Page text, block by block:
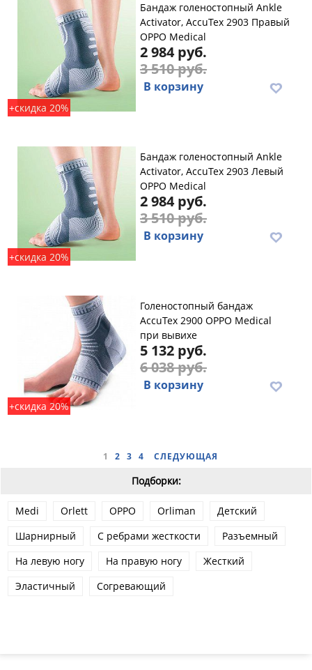
+скидка 20%
Бандаж голеностопный Ankle
Activator, AccuTex 2903 Правый
OPPO Medical
2 984 руб.
3 510 руб.
В корзину
+скидка 20%
Бандаж голеностопный Ankle
Activator, AccuTex 2903 Левый
OPPO Medical
2 984 руб.
3 510 руб.
В корзину
+скидка 20%
Голеностопный бандаж
AccuTex 2900 OPPO Medical
при вывихе
5 132 руб.
6 038 руб.
В корзину
1 2 3 4 СЛЕДУЮЩАЯ
Подборки:
Medi Orlett OPPO Orliman
Детский
Шарнирный
С ребрами жесткости
Разъемный
На левую ногу
На правую ногу
Жесткий
Эластичный
Согревающий